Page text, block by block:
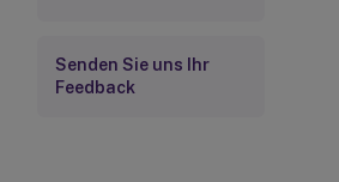
Senden Sie uns Ihr
Feedback